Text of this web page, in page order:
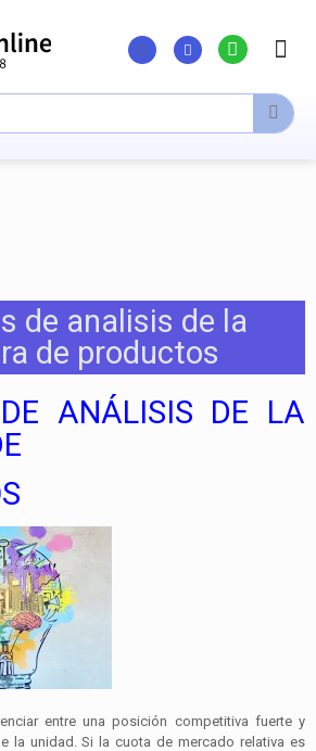
de analisis de la
de productos
ANÁLISIS DE LA
entre una posición competitiva fuerte y
la unidad. Si la cuota de mercado relativa es